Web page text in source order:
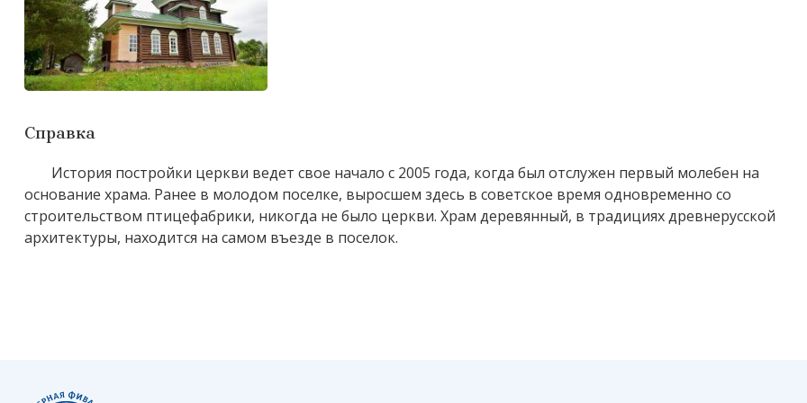
Справка
История постройки церкви ведет свое начало с 2005 года, когда был отслужен первый молебен на
основание храма. Ранее в молодом поселке, выросшем здесь в советское время одновременно со
строительством птицефабрики, никогда не было церкви. Храм деревянный, в традициях древнерусской
архитектуры, находится на самом въезде в поселок.